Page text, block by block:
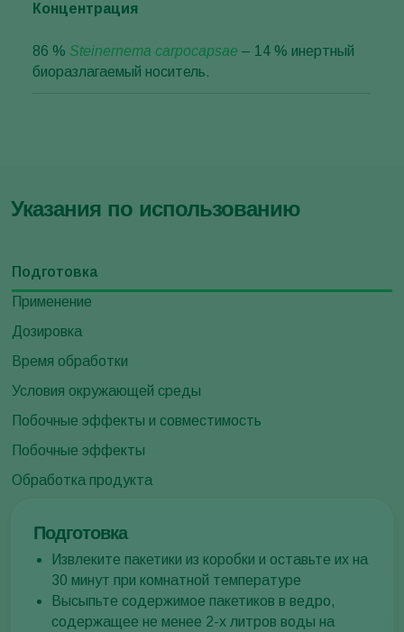
Концентрация
86 % Steinernema carpocapsae – 14 % инертный
биоразлагаемый носитель.
Указания по использованию
Подготовка
Применение
Дозировка
Время обработки
Условия окружающей среды
Побочные эффекты и совместимость
Побочные эффекты
Обработка продукта
Подготовка
Извлеките пакетики из коробки и оставьте их на
30 минут при комнатной температуре
Высыпьте содержимое пакетиков в ведро,
содержащее не менее 2-х литров воды на